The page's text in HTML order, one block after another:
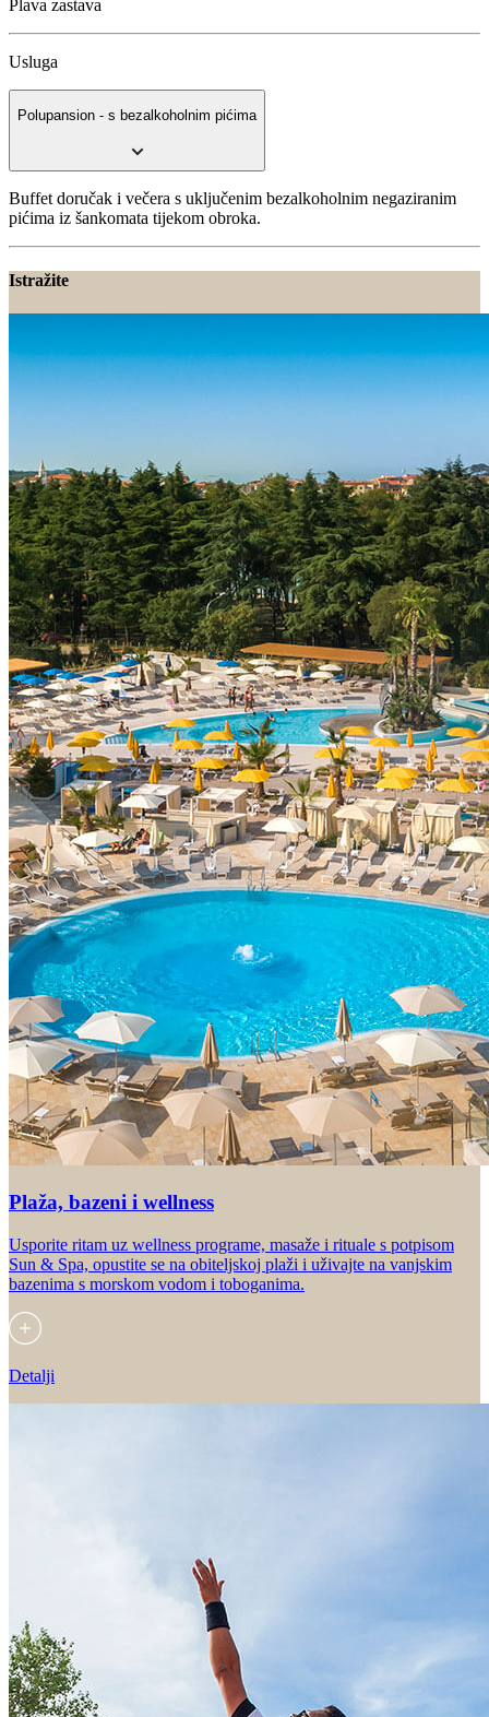
Plava zastava
Usluga
Polupansion - s bezalkoholnim pićima
Buffet doručak i večera s uključenim bezalkoholnim negaziranim
pićima iz šankomata tijekom obroka.
Istražite
Plaža, bazeni i wellness
Usporite ritam uz wellness programe, masaže i rituale s potpisom
Sun & Spa, opustite se na obiteljskoj plaži i uživajte na vanjskim
bazenima s morskom vodom i toboganima.
Detalji